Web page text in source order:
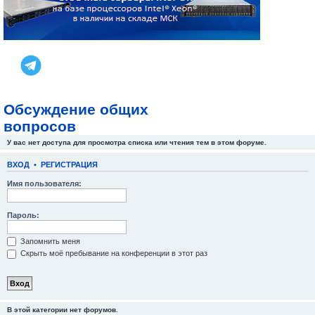
Обсуждение общих
вопросов
У вас нет доступа для просмотра списка или чтения тем в этом форуме.
ВХОД • РЕГИСТРАЦИЯ
Имя пользователя:
Пароль:
Запомнить меня
Скрыть моё пребывание на конференции в этот раз
В этой категории нет форумов.